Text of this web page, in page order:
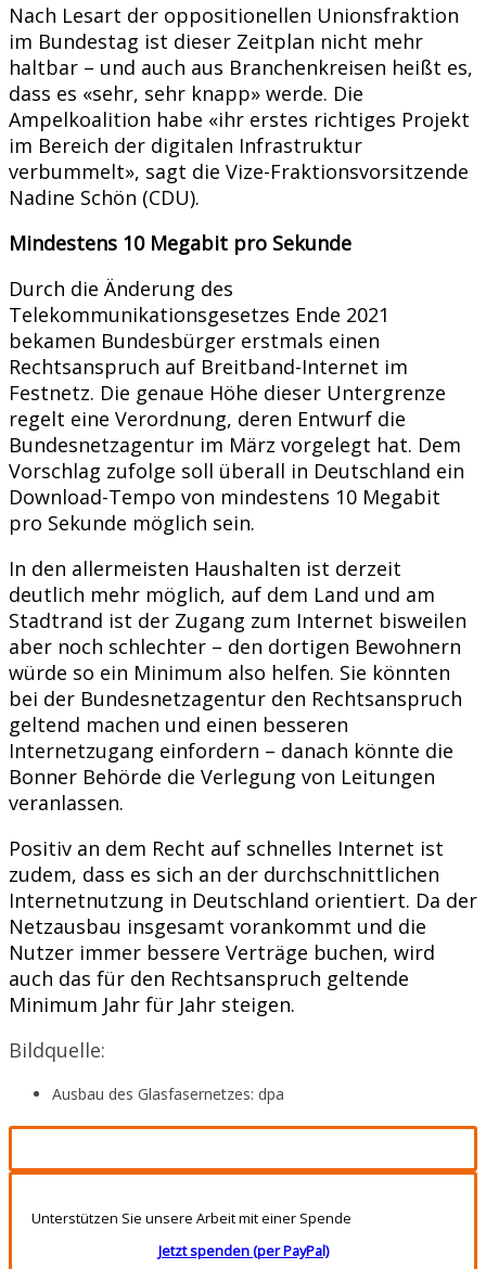
Nach Lesart der oppositionellen Unionsfraktion
im Bundestag ist dieser Zeitplan nicht mehr
haltbar – und auch aus Branchenkreisen heißt es,
dass es «sehr, sehr knapp» werde. Die
Ampelkoalition habe «ihr erstes richtiges Projekt
im Bereich der digitalen Infrastruktur
verbummelt», sagt die Vize-Fraktionsvorsitzende
Nadine Schön (CDU).
Mindestens 10 Megabit pro Sekunde
Durch die Änderung des
Telekommunikationsgesetzes Ende 2021
bekamen Bundesbürger erstmals einen
Rechtsanspruch auf Breitband-Internet im
Festnetz. Die genaue Höhe dieser Untergrenze
regelt eine Verordnung, deren Entwurf die
Bundesnetzagentur im März vorgelegt hat. Dem
Vorschlag zufolge soll überall in Deutschland ein
Download-Tempo von mindestens 10 Megabit
pro Sekunde möglich sein.
In den allermeisten Haushalten ist derzeit
deutlich mehr möglich, auf dem Land und am
Stadtrand ist der Zugang zum Internet bisweilen
aber noch schlechter – den dortigen Bewohnern
würde so ein Minimum also helfen. Sie könnten
bei der Bundesnetzagentur den Rechtsanspruch
geltend machen und einen besseren
Internetzugang einfordern – danach könnte die
Bonner Behörde die Verlegung von Leitungen
veranlassen.
Positiv an dem Recht auf schnelles Internet ist
zudem, dass es sich an der durchschnittlichen
Internetnutzung in Deutschland orientiert. Da der
Netzausbau insgesamt vorankommt und die
Nutzer immer bessere Verträge buchen, wird
auch das für den Rechtsanspruch geltende
Minimum Jahr für Jahr steigen.
Bildquelle:
Ausbau des Glasfasernetzes: dpa
Unterstützen Sie unsere Arbeit mit einer Spende
Jetzt spenden (per PayPal)